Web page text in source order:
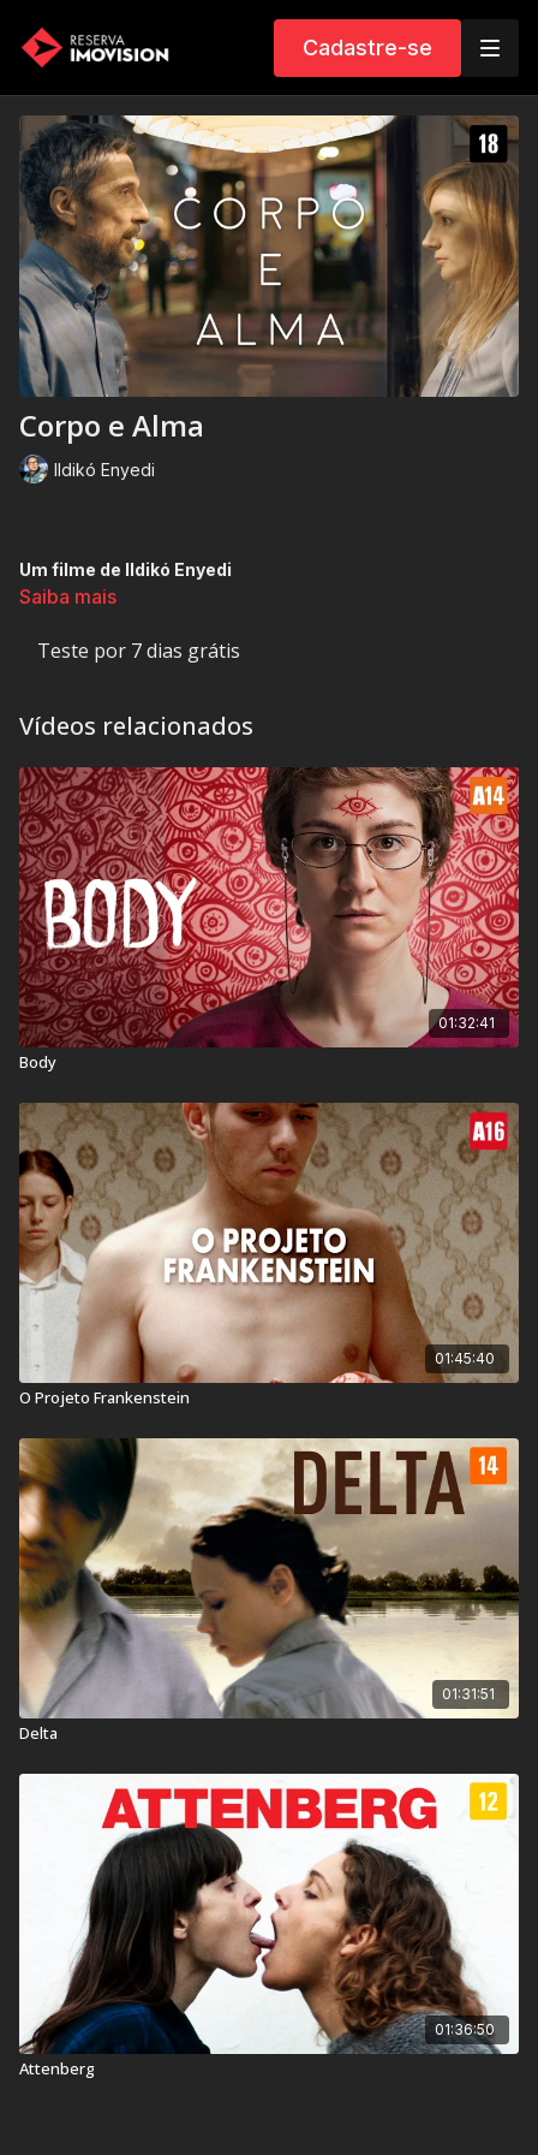
Cadastre-se
Corpo e Alma
Ildikó Enyedi
Um filme de Ildikó Enyedi
sonho todas as noites. Intrigados, incrédulos e assustados,
eles tentam recriar o que acontece durante a noite enquanto
Vencedor do Urso de Ouro do Festival de Berlim.
Classificação Indicativa:18 anos
Contém: Sexo Explícito e Violência
Título Original:Teströl és Lélekröl
Duração:
Ano de lançamento:2017
País: Hungria
Veja também: Incêndios filme
Saiba mais
Teste por 7 dias grátis
Vídeos relacionados
01:32:41
Body
01:45:40
O Projeto Frankenstein
01:31:51
Delta
01:36:50
Attenberg